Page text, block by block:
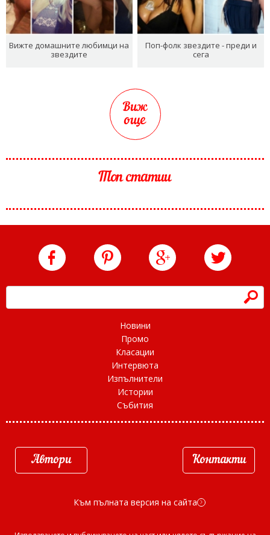
Вижте домашните любимци на
звездите
Поп-фолк звездите - преди и
сега
Виж
още
Топ статии
h
Новини
Промо
Класации
Интервюта
Изпълнители
Истории
Събития
Автори Контакти
Към пълната версия на сайта d